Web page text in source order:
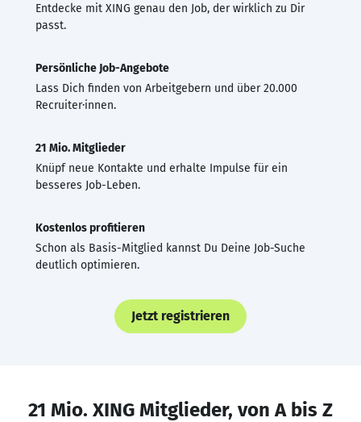
Entdecke mit XING genau den Job, der wirklich zu Dir
passt.
Persönliche Job-Angebote
Lass Dich finden von Arbeitgebern und über 20.000
Recruiter·innen.
21 Mio. Mitglieder
Knüpf neue Kontakte und erhalte Impulse für ein
besseres Job-Leben.
Kostenlos profitieren
Schon als Basis-Mitglied kannst Du Deine Job-Suche
deutlich optimieren.
Jetzt registrieren
21 Mio. XING Mitglieder, von A bis Z